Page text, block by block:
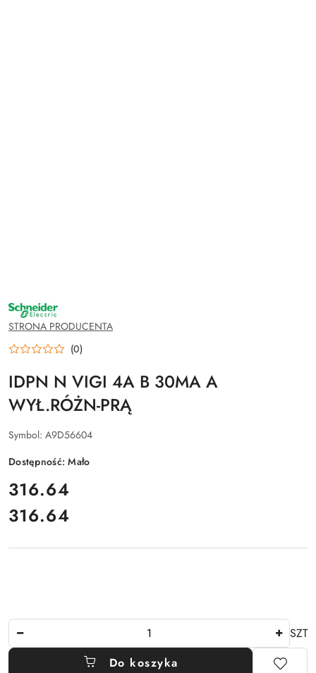
NAZWA
PRODUCENTA:
SCHNEIDER
ELECTRIC
STRONA PRODUCENTA
(0)
IDPN N VIGI 4A B 30MA A
WYŁ.RÓŻN-PRĄ
Symbol: A9D56604
Dostępność:Mało
cena:
316.64
Cena:
316.64
SZT
Do koszyka